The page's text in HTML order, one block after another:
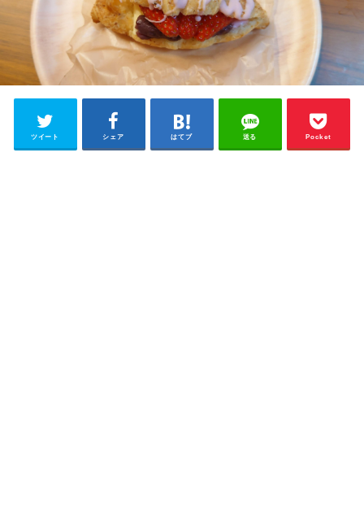
ツイート シェア はてブ 送る Pocket